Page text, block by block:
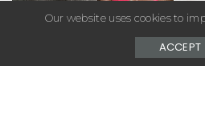
Our website uses cookies to
ACCEPT